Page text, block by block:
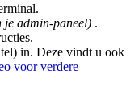
je admin-paneel) .
in. Deze vindt u ook
voor verdere